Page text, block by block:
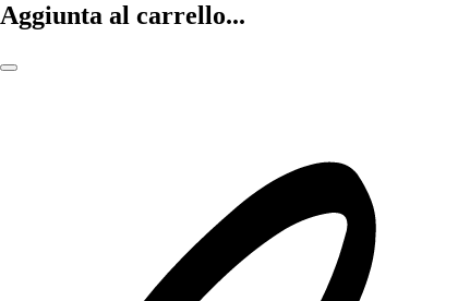
Aggiunta al carrello...